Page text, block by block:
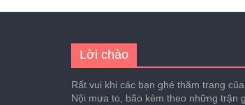
Lời chào
Rất vui khi các bạn ghé thăm trang
Nội mưa to, bão kèm theo những trận